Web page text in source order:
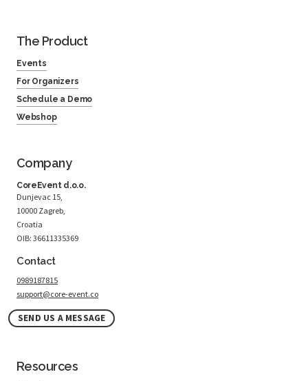
The Product
Events
For Organizers
Schedule a Demo
Webshop
Company
CoreEvent d.o.o.
Dunjevac 15,
10000 Zagreb,
Croatia
OIB: 36611335369
Contact
0989187815
support@core-event.co
SEND US A MESSAGE
Resources